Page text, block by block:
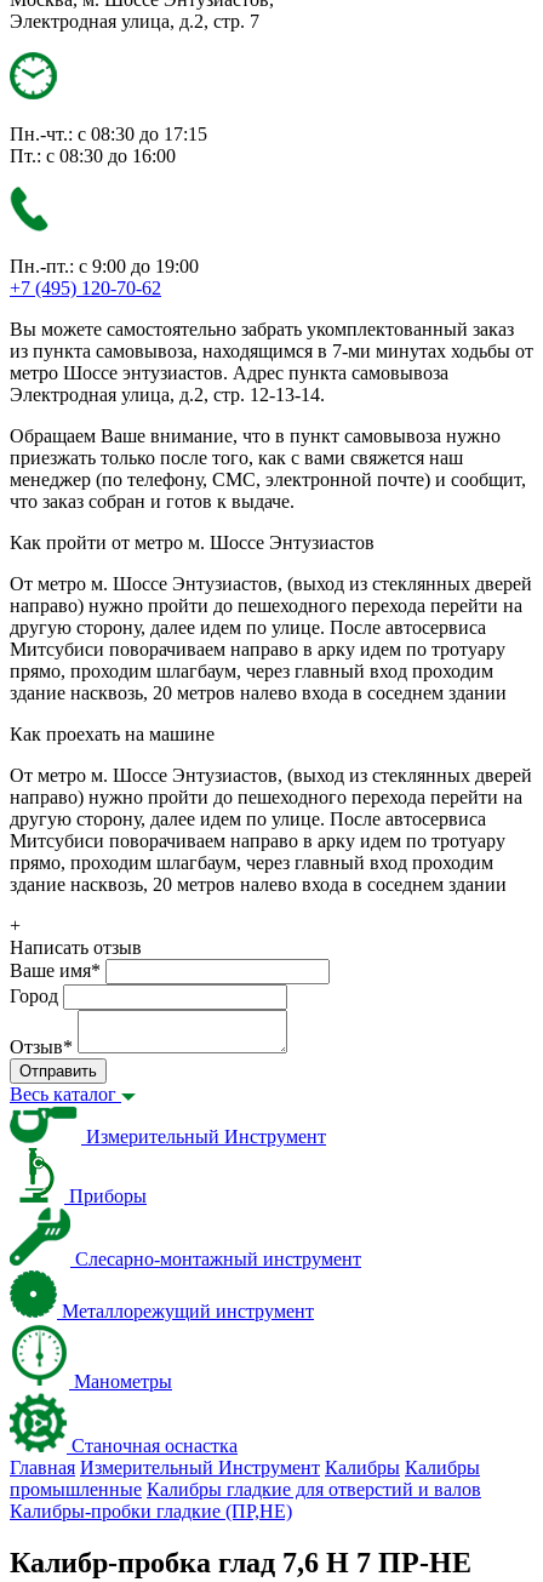
Электродная улица, д.2, стр. 7
Пн.-чт.: с 08:30 до 17:15
Пт.: с 08:30 до 16:00
Пн.-пт.: с 9:00 до 19:00
+7 (495) 120-70-62
Вы можете самостоятельно забрать укомплектованный заказ
из пункта самовывоза, находящимся в 7-ми минутах ходьбы от
метро Шоссе энтузиастов. Адрес пункта самовывоза
Электродная улица, д.2, стр. 12-13-14.
Обращаем Ваше внимание, что в пункт самовывоза нужно
приезжать только после того, как с вами свяжется наш
менеджер (по телефону, СМС, электронной почте) и сообщит,
что заказ собран и готов к выдаче.
Как пройти от метро м. Шоссе Энтузиастов
От метро м. Шоссе Энтузиастов, (выход из стеклянных дверей
направо) нужно пройти до пешеходного перехода перейти на
другую сторону, далее идем по улице. После автосервиса
Митсубиси поворачиваем направо в арку идем по тротуару
прямо, проходим шлагбаум, через главный вход проходим
здание насквозь, 20 метров налево входа в соседнем здании
Как проехать на машине
От метро м. Шоссе Энтузиастов, (выход из стеклянных дверей
направо) нужно пройти до пешеходного перехода перейти на
другую сторону, далее идем по улице. После автосервиса
Митсубиси поворачиваем направо в арку идем по тротуару
прямо, проходим шлагбаум, через главный вход проходим
здание насквозь, 20 метров налево входа в соседнем здании
+
Написать отзыв
Ваше имя*
Город
Отзыв*
Отправить
Весь каталог
Измерительный Инструмент
Приборы
Слесарно-монтажный инструмент
Металлорежущий инструмент
Манометры
Станочная оснастка
Главная Измерительный Инструмент Калибры Калибры
промышленные Калибры гладкие для отверстий и валов
Калибры-пробки гладкие (ПР,НЕ)
Калибр-пробка глад 7,6 H 7 ПР-НЕ